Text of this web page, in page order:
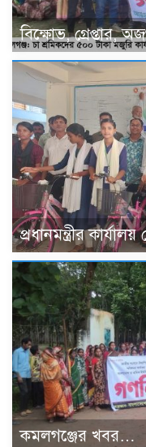
বিক্ষোভ,
প্রধানমন্ত্রীর
কমলগঞ্জের খবর…